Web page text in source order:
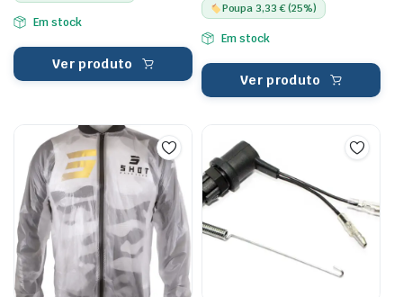
Em stock
Ver produto
Poupa 3,33 € (25%)
Em stock
Ver produto